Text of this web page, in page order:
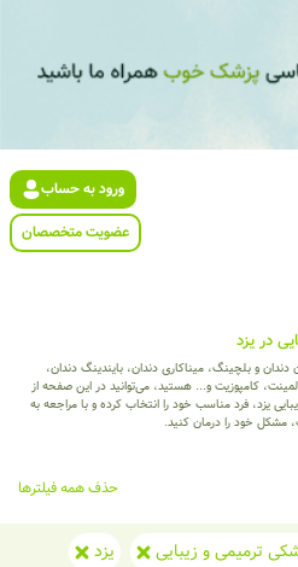
ورود به حساب
عضویت متخصصان
در یزد
و بلچینگ، میناکاری دندان، بایندینگ دندان،
کامپوزیت و... هستید، می‌توانید در این صفحه از
یزد، فرد مناسب خود را انتخاب کرده و با مراجعه به
مشکل خود را درمان کنید.
حذف همه فیلترها
ترمیمی و زیبایی یزد